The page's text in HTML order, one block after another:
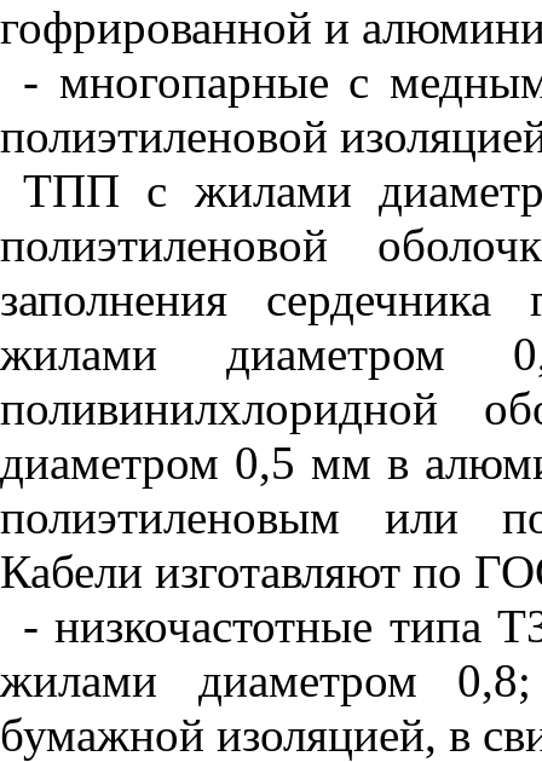
гофрированной и
- многопарные с
полиэтиленовой
ТПП с жилами
полиэтиленовой
заполнения
жилами
диаметром 0,5 мм в
полиэтиленовым или
Кабели изготавляют по
- низкочастотные типа
жилами диаметром
бумажной изоляцией, в